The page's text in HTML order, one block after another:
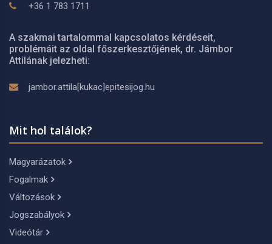
+36 1 783 1711
A szakmai tartalommal kapcsolatos kérdéseit,
problémáit az oldal főszerkesztőjének, dr. Jámbor
Attilának jelezheti:
jambor.attila[kukac]epitesijog.hu
Mit hol találok?
Magyarázatok
Fogalmak
Változások
Jogszabályok
Videótár